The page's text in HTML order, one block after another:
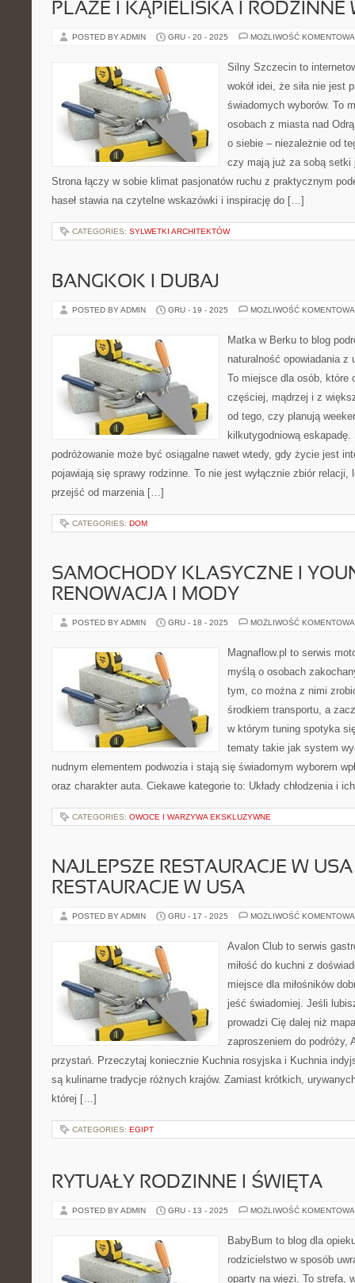
PLAŻE I KĄPIELISKA I RODZINNE
POSTED BY ADMIN GRU - 20 - 2025 MOŻLIWOŚĆ
Silny Szczecin to
wokół idei, że siła nie jest
świadomych wyborów. To
osobach z miasta nad
o siebie – niezależnie od
czy mają już za sobą setki
Strona łączy w sobie klimat pasjonatów ruchu z praktycznym
haseł stawia na czytelne wskazówki i inspirację do […]
CATEGORIES: SYLWETKI ARCHITEKTÓW
BANGKOK I DUBAJ
POSTED BY ADMIN GRU - 19 - 2025 MOŻLIWOŚĆ
Matka w Berku to blog
naturalność opowiadania
To miejsce dla osób, które
częściej, mądrzej i z
od tego, czy planują
kilkutygodniową
podróżowanie może być osiągalne nawet wtedy, gdy życie jest
pojawiają się sprawy rodzinne. To nie jest wyłącznie zbiór relacji,
przejść od marzenia […]
CATEGORIES: DOM
SAMOCHODY KLASYCZNE I
RENOWACJA I MODY
POSTED BY ADMIN GRU - 18 - 2025 MOŻLIWOŚĆ
Magnaflow.pl to serwis
myślą o osobach
tym, co można z nimi
środkiem transportu, a
w którym tuning spotyka
tematy takie jak system
nudnym elementem podwozia i stają się świadomym wyborem
oraz charakter auta. Ciekawe kategorie to: Układy chłodzenia i
CATEGORIES: OWOCE I WARZYWA EKSKLUZYWNE
NAJLEPSZE RESTAURACJE W
RESTAURACJE W USA
POSTED BY ADMIN GRU - 17 - 2025 MOŻLIWOŚĆ
Avalon Club to serwis
miłość do kuchni z
miejsce dla miłośników
jeść świadomiej. Jeśli
prowadzi Cię dalej niż
zaproszeniem do podróży,
przystań. Przeczytaj koniecznie Kuchnia rosyjska i Kuchnia
są kulinarne tradycje różnych krajów. Zamiast krótkich,
której […]
CATEGORIES: EGIPT
RYTUAŁY RODZINNE I ŚWIĘTA
POSTED BY ADMIN GRU - 13 - 2025 MOŻLIWOŚĆ
BabyBum to blog dla
rodzicielstwo w sposób
oparty na więzi. To strefa,